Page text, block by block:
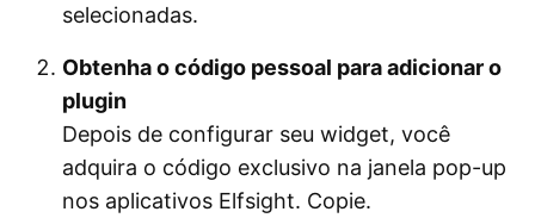
selecionadas.
Obtenha o código pessoal para adicionar o
plugin
Depois de configurar seu widget, você
adquira o código exclusivo na janela pop-up
nos aplicativos Elfsight. Copie.